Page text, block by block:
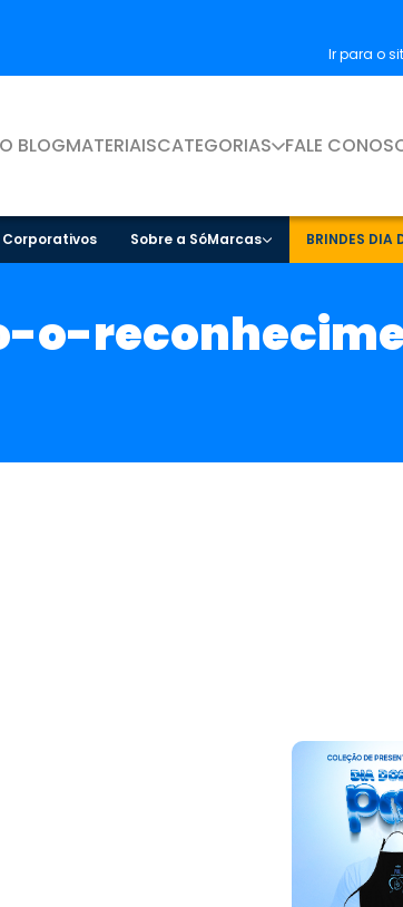
Ir para o
BLOGMATERIAISCATEGORIAS FALE
Corporativos Sobre a SóMarcas BRINDES DIA
o-